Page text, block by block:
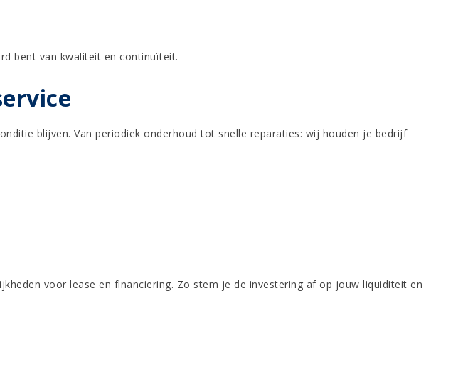
bent van kwaliteit en continuïteit.
blijven. Van periodiek onderhoud tot snelle reparaties: wij houden je bedrijf
voor lease en financiering. Zo stem je de investering af op jouw liquiditeit en